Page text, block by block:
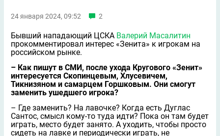
24 января 2024, 09:52 2
Бывший нападающий ЦСКА Валерий Масалитин
прокомментировал интерес «Зенита» к игрокам на
российском рынке.
– Как пишут в СМИ, после ухода Кругового «Зенит»
интересуется Скопинцевым, Хлусевичем,
Тикнизяном и самарцем Горшковым. Они смогут
заменить ушедшего игрока?
– Где заменить? На лавочке? Когда есть Дуглас
Сантос, смысл кому-то туда идти? Пока он там будет
играть, место будет занято. А уходить, чтобы просто
сидеть на лавке и периодически играть, не